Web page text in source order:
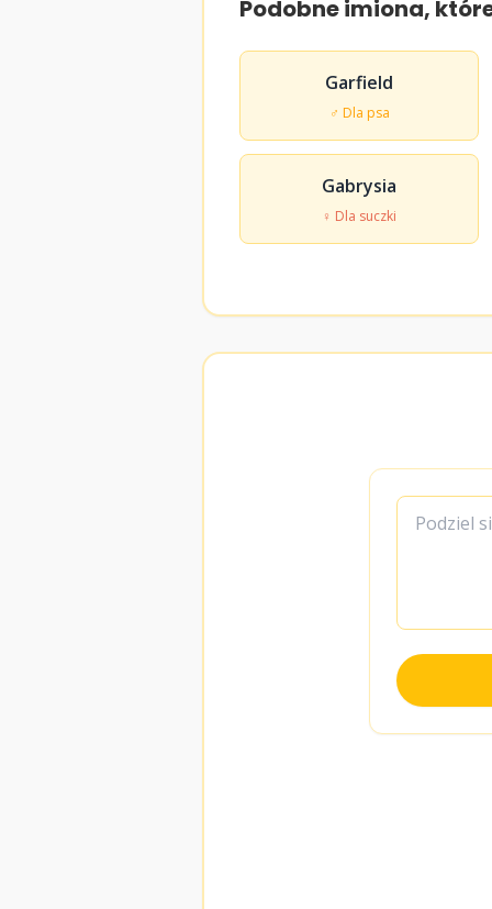
Podobne imiona,
Garfield
♂ Dla psa
Gabrysia
♀ Dla suczki